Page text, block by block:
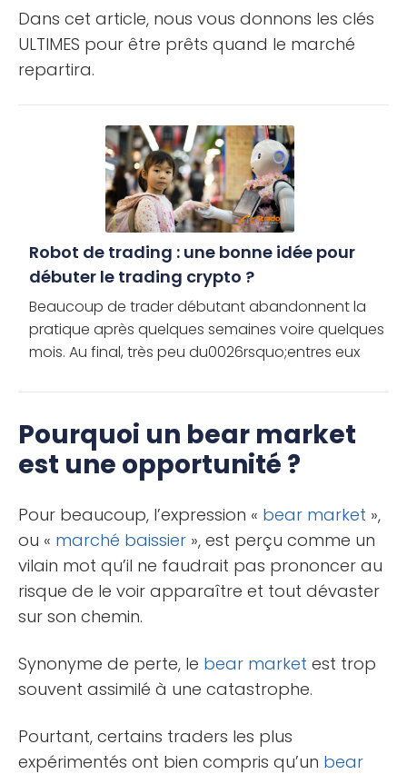
Dans cet article, nous vous donnons les clés
ULTIMES pour être prêts quand le marché
repartira.
Robot de trading : une bonne idée pour
débuter le trading crypto ?
Beaucoup de trader débutant abandonnent la
pratique après quelques semaines voire quelques
mois. Au final, très peu du0026rsquo;entres eux
Pourquoi un bear market
est une opportunité ?
Pour beaucoup, l’expression « bear market »,
ou « marché baissier », est perçu comme un
vilain mot qu’il ne faudrait pas prononcer au
risque de le voir apparaître et tout dévaster
sur son chemin.
Synonyme de perte, le bear market est trop
souvent assimilé à une catastrophe.
Pourtant, certains traders les plus
expérimentés ont bien compris qu’un bear